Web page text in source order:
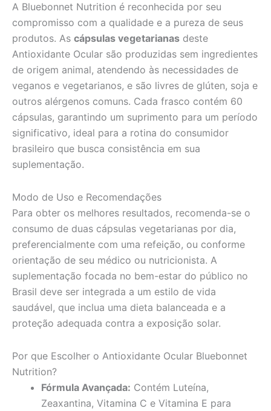
A Bluebonnet Nutrition é reconhecida por seu
compromisso com a qualidade e a pureza de seus
produtos. As cápsulas vegetarianas deste
Antioxidante Ocular são produzidas sem ingredientes
de origem animal, atendendo às necessidades de
veganos e vegetarianos, e são livres de glúten, soja e
outros alérgenos comuns. Cada frasco contém 60
cápsulas, garantindo um suprimento para um período
significativo, ideal para a rotina do consumidor
brasileiro que busca consistência em sua
suplementação.
Modo de Uso e Recomendações
Para obter os melhores resultados, recomenda-se o
consumo de duas cápsulas vegetarianas por dia,
preferencialmente com uma refeição, ou conforme
orientação de seu médico ou nutricionista. A
suplementação focada no bem-estar do público no
Brasil deve ser integrada a um estilo de vida
saudável, que inclua uma dieta balanceada e a
proteção adequada contra a exposição solar.
Por que Escolher o Antioxidante Ocular Bluebonnet
Nutrition?
Fórmula Avançada: Contém Luteína,
Zeaxantina, Vitamina C e Vitamina E para